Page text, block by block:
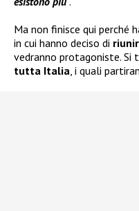
Ma non finisce qui perché
in cui hanno deciso di
vedranno protagoniste. Si
tutta Italia, i quali